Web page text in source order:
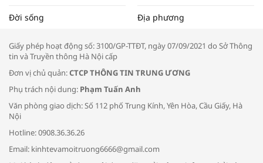
Tọa đàm “Xúc tiến thương mại: Khơi
Bác sĩ tư vấn cách phòng tránh bệnh
đường hô hấp trong thời tiết giao mùa
Đời sống Địa phương
Giấy phép hoạt động số: 3100/GP-TTĐT, ngày 07/09/2021 do Sở Thông
tin và Truyền thông Hà Nội cấp
Đơn vị chủ quản:CTCP THÔNG TIN TRUNG ƯƠNG
Phụ trách nội dung: Phạm Tuấn Anh
Văn phòng giao dịch: Số 112 phố Trung Kính, Yên Hòa, Cầu Giấy, Hà
Nội
Hotline: 0908.36.36.26
Email: kinhtevamoitruong6666@gmail.com